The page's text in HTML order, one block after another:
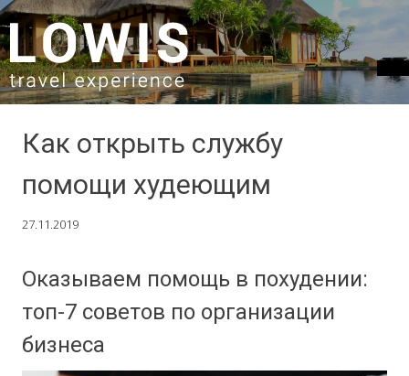
SKIP TO CONTENT
Как открыть службу
помощи худеющим
27.11.2019
Оказываем помощь в похудении:
топ-7 советов по организации
бизнеса